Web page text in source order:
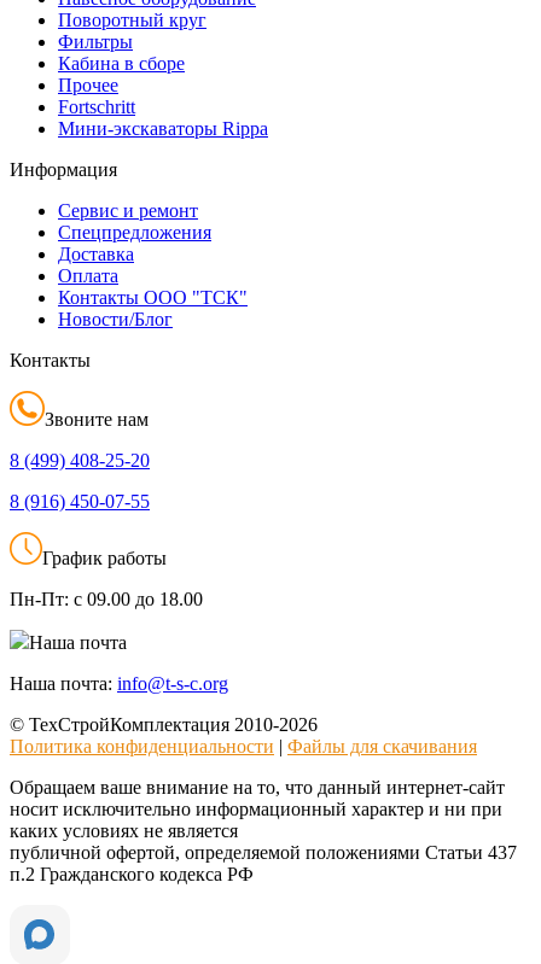
Поворотный круг
Фильтры
Кабина в сборе
Прочее
Fortschritt
Мини-экскаваторы Rippa
Информация
Сервис и ремонт
Спецпредложения
Доставка
Оплата
Контакты ООО "ТСК"
Новости/Блог
Контакты
Звоните нам
8 (499) 408-25-20
8 (916) 450-07-55
График работы
Пн-Пт: с 09.00 до 18.00
Наша почта
Наша почта: info@t-s-c.org
© ТехСтройКомплектация 2010-2026
Политика конфиденциальности | Файлы для скачивания
Обращаем ваше внимание на то, что данный интернет-сайт
носит исключительно информационный характер и ни при
каких условиях не является
публичной офертой, определяемой положениями Статьи 437
п.2 Гражданского кодекса РФ